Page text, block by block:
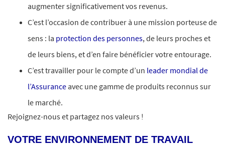
augmenter significativement vos revenus.
C’est l’occasion de contribuer à une mission porteuse de
sens : la protection des personnes, de leurs proches et
de leurs biens, et d’en faire bénéficier votre entourage.
C’est travailler pour le compte d’un leader mondial de
l’Assurance avec une gamme de produits reconnus sur
le marché.
Rejoignez-nous et partagez nos valeurs !
VOTRE ENVIRONNEMENT DE TRAVAIL